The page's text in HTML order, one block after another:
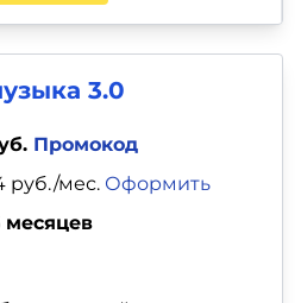
3.0
Промокод
месяцев
руб./мес. Оформить